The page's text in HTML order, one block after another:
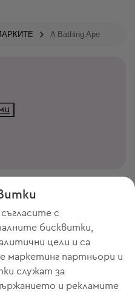
A Bathing Ape
с
бисквитки,
цели и са
маркетинг партньори и
служат за
и рекламите